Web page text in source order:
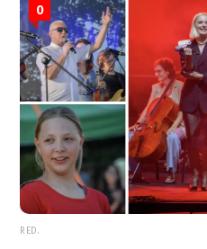
0
RED.